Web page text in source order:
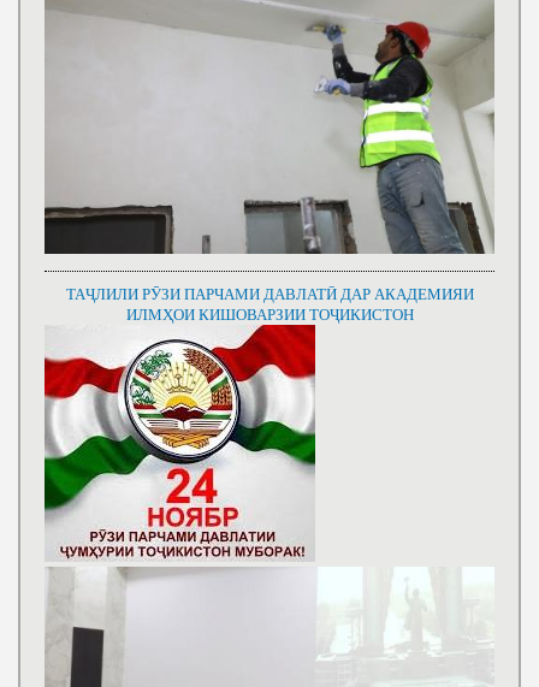
ТАҶЛИЛИ РӮЗИ ПАРЧАМИ ДАВЛАТӢ ДАР АКАДЕМИЯИ
ИЛМҲОИ КИШОВАРЗИИ ТОҶИКИСТОН